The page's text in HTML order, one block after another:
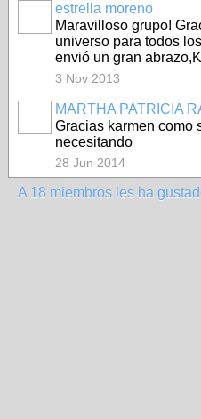
estrella moreno
Maravilloso grupo!
universo para todos
envió un gran
3 Nov 2013
MARTHA PATRICIA
Gracias karmen como
necesitando
28 Jun 2014
A 18 miembros les ha